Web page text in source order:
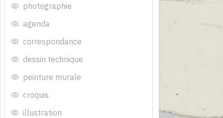
photographie
agenda
correspondance
dessin technique
peinture murale
croquis
illustration